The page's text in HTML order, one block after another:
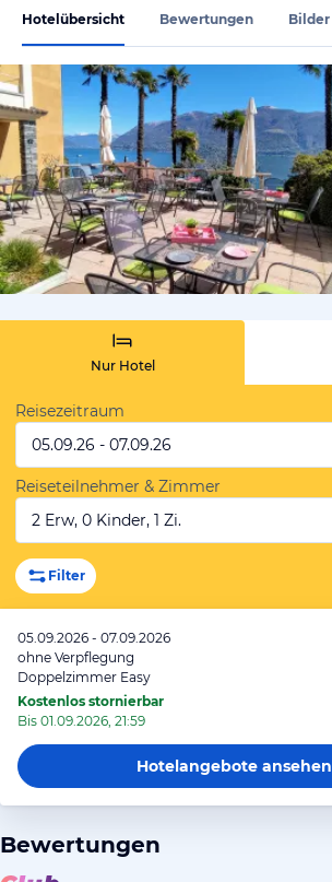
Hotelübersicht Bewertungen Bilder
Nur Hotel
Reisezeitraum
05.09.26 - 07.09.26
Reiseteilnehmer & Zimmer
2 Erw, 0 Kinder, 1 Zi.
Filter
05.09.2026 - 07.09.2026
ohne Verpflegung
Doppelzimmer Easy
Kostenlos stornierbar
Bis 01.09.2026, 21:59
Hotelangeboteansehen
Bewertungen